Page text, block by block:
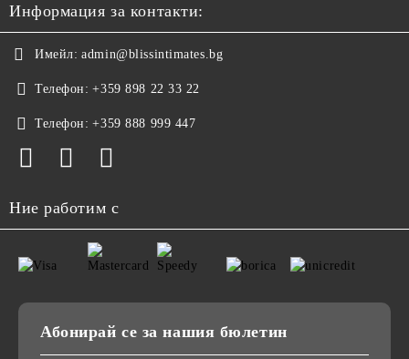
Информация за контакти:
Имейл: admin@blissintimates.bg
Телефон: +359 898 22 33 22
Телефон: +359 888 999 447
Ние работим с
Абонирай се за нашия бюлетин